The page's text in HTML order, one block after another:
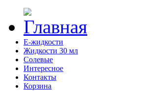
Е-жидкости
Жидкости 30 мл
Солевые
Интересное
Контакты
Корзина